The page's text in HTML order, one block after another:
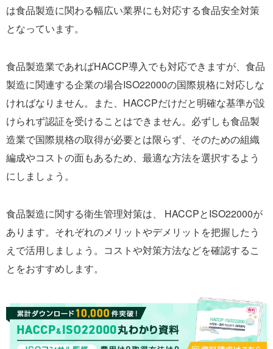
は食品製造に関わる幅広い業界にも対応する食品安全対策
となっています。
食品製造業であればHACCP導入でも対応できますが、食品
製造に関連する企業の場合ISO22000の国際規格に対応しな
ければなりません。また、HACCPだけだと明確な基準が設
けられず認証を受けることはできません。必ずしも食品製
造業で国際規格の取得が必要とは限らず、そのための組織
編成やコストの面もあるため、最適な方法を選択するよう
にしましょう。
食品製造に関する衛生管理対策は、 HACCPとISO22000が
あります。それぞれのメリットやデメリットを把握したう
えで活用しましょう。コストや対策方法などを確認するこ
とをおすすめします。